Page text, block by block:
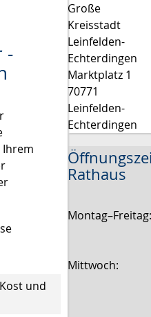
-
und
Große
Kreisstadt
Leinfelden-
Echterdingen
Marktplatz 1
70771
Leinfelden-
Echterdingen
Rathaus
Mittwoch: